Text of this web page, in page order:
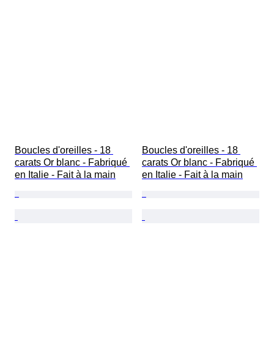
Boucles d'oreilles - 18
carats Or blanc - Fabriqué
en Italie - Fait à la main
Boucles d'oreilles - 18
carats Or blanc - Fabriqué
en Italie - Fait à la main